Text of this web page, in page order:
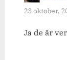
23 oktober,
Ja de är